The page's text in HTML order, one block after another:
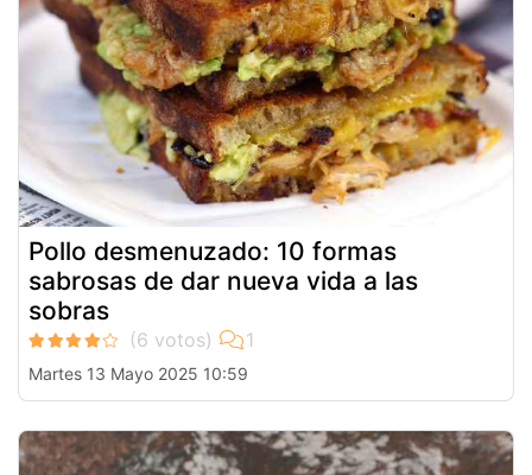
Pollo desmenuzado: 10 formas
sabrosas de dar nueva vida a las
sobras
Martes 13 Mayo 2025 10:59